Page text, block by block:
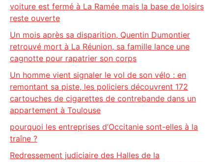
voiture est fermé à La Ramée mais la base de loisirs
reste ouverte
Un mois après sa disparition, Quentin Dumontier
retrouvé mort à La Réunion, sa famille lance une
cagnotte pour rapatrier son corps
Un homme vient signaler le vol de son vélo : en
remontant sa piste, les policiers découvrent 172
cartouches de cigarettes de contrebande dans un
appartement à Toulouse
pourquoi les entreprises d’Occitanie sont-elles à la
traîne ?
Redressement judiciaire des Halles de la